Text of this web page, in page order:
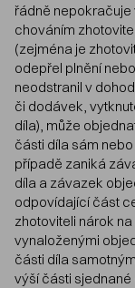
řádně nepokračuje
chováním
(zejména je
odepřel plnění
neodstranil v
či dodávek,
díla), může
části díla sám
případě zaniká
díla a závazek
odpovídající část
zhotoviteli nárok
vynaloženými
části díla
výší části